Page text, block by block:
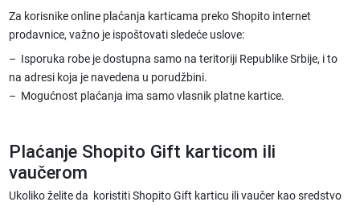
Za korisnike online plaćanja karticama preko Shopito internet
prodavnice, važno je ispoštovati sledeće uslove:
– Isporuka robe je dostupna samo na teritoriji Republike Srbije, i to
na adresi koja je navedena u porudžbini.
– Mogućnost plaćanja ima samo vlasnik platne kartice.
Plaćanje Shopito Gift karticom ili
vaučerom
Ukoliko želite da koristiti Shopito Gift karticu ili vaučer kao sredstvo